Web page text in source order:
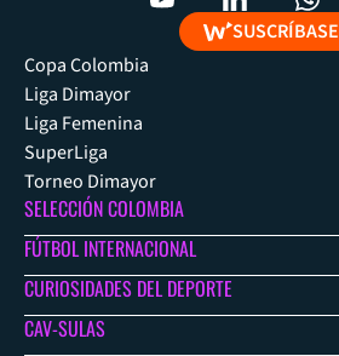
SUSCRÍBASE
Copa Colombia
Liga Dimayor
Liga Femenina
SuperLiga
Torneo Dimayor
SELECCIÓN COLOMBIA
FÚTBOL INTERNACIONAL
CURIOSIDADES DEL DEPORTE
CAV-SULAS